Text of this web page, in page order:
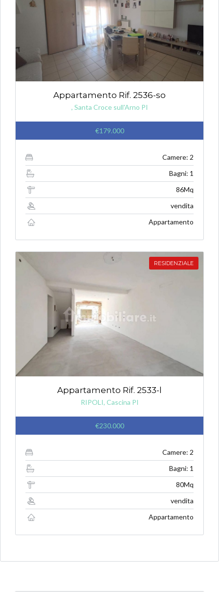
Appartamento Rif. 2536-so
, Santa Croce sull'Arno PI
€179.000
Camere: 2
Bagni: 1
86Mq
vendita
Appartamento
RESIDENZIALE
Appartamento Rif. 2533-l
RIPOLI, Cascina PI
€230.000
Camere: 2
Bagni: 1
80Mq
vendita
Appartamento